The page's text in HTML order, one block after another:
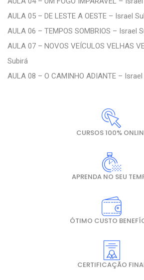
AULA 05 – DE LESTE A OESTE – Israel
AULA 06 – TEMPOS SOMBRIOS – Israel
AULA 07 – NOVOS VEÍCULOS VELHAS
Subirá
AULA 08 – O CAMINHO ADIANTE –
CURSOS 100%
APRENDA NO SEU
ÓTIMO CUSTO
CERTIFICAÇÃO